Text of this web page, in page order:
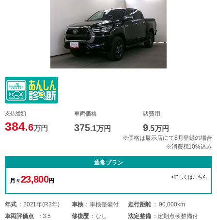
支払総額
384.6万円
車両価格
375.1万円
諸費用
9.5万円
※価格は展示店にて8月登録の場合
※消費税10%込み
通常プラン
月々23,800円
>詳しくはこちら
年式 2021年(R3年) 車検 車検整備付 走行距離
90,000km
車両評価点 3.5 修復歴 なし 法定整備
定期点検整備付